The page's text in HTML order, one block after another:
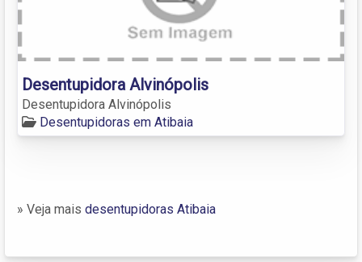
Desentupidora Alvinópolis
Desentupidora Alvinópolis
Desentupidoras em Atibaia
» Veja mais desentupidoras Atibaia